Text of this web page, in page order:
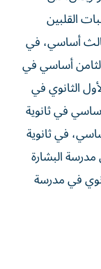
القلبين
أساسي، في
أساسي في
الثانوي في
في ثانوية
في ثانوية
البشارة
في مدرسة